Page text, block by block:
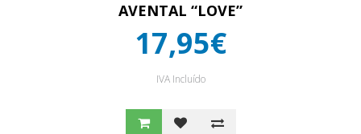
AVENTAL “LOVE”
17,95€
IVA Incluído